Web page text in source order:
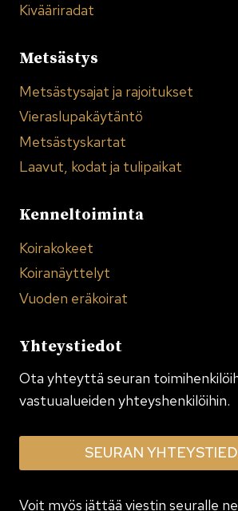
Kivääriradat
Metsästys
Metsästysajat ja rajoitukset
Vieraslupakäytäntö
Metsästyskartat
Laavut, kodat ja tulipaikat
Kenneltoiminta
Koirakokeet
Koiranäyttelyt
Vuoden eräkoirat
Yhteystiedot
Ota yhteyttä seuran
vastuualueiden yhteyshenkilöihin.
SEURAN
Voit myös jättää viestin seuralle